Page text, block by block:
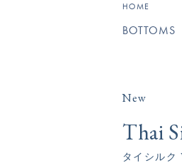
HOME
BOTTOMS
New
Thai
タイシルク